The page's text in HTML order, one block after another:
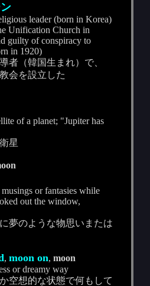
leader (born in Korea)
Unification Church in
guilty of conspiracy to
in 1920)
者（韓国生まれ）で、
会を設立した
of a planet; "Jupiter has
星
or fantasies while
out the window,
夢のような物思いまたは
,moon on,moon
or dreamy way
空想的な状態で何もして